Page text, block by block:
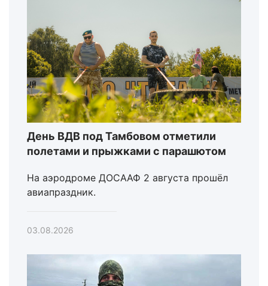
День ВДВ под Тамбовом отметили
полетами и прыжками с парашютом
На аэродроме ДОСААФ 2 августа прошёл
авиапраздник.
03.08.2026